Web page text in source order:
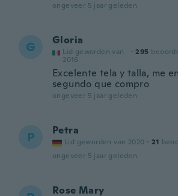
ongeveer 5 jaar geleden
G Gloria
Lid geworden van
2016
· 295
Excelente tela y talla, me
segundo que compro
ongeveer 5 jaar geleden
P Petra
Lid geworden van 2020 · 21
ongeveer 5 jaar geleden
Rose Mary